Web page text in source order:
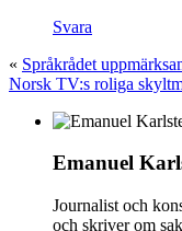
Svara
« Språkrådet
Norsk TV:s roliga
Emanuel
Journalist och
och skriver om